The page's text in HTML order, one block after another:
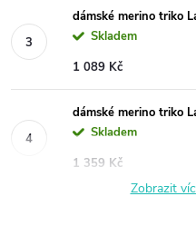
dámské merino triko
Skladem
1 089 Kč
dámské merino triko
Skladem
1 359 Kč
Zobrazit